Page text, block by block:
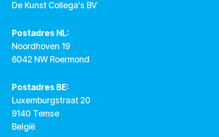
De Kunst Collega’s BV
Postadres NL:
Noordhoven 19
6042 NW Roermond
Postadres BE:
Luxemburgstraat 20
9140 Temse
België